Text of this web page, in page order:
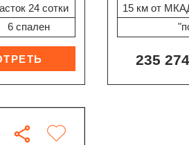
24 сотки
6 спален
15 км от
235